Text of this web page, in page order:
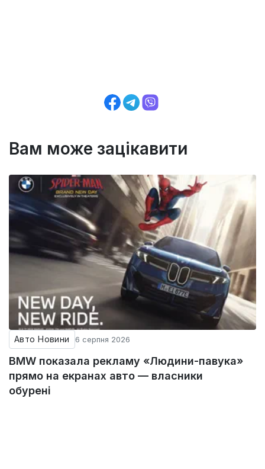
Вам може зацікавити
Авто Новини 6 серпня 2026
BMW показала рекламу «Людини-павука»
прямо на екранах авто — власники
обурені